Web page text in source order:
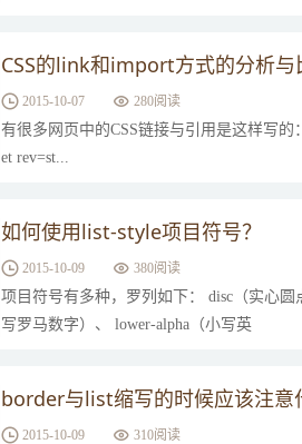
CSS的link和import方式的分析与
2015-10-07 280阅读
有很多网页中的CSS链接与引用是这样写的
et rev=st...
如何使用list-style项目符号？
2015-10-09 380阅读
项目符号有多种，罗列如下： disc（实心圆
写罗马数字）、 lower-alpha（小写英
border与list缩写的时候应该注意
2015-10-09 310阅读